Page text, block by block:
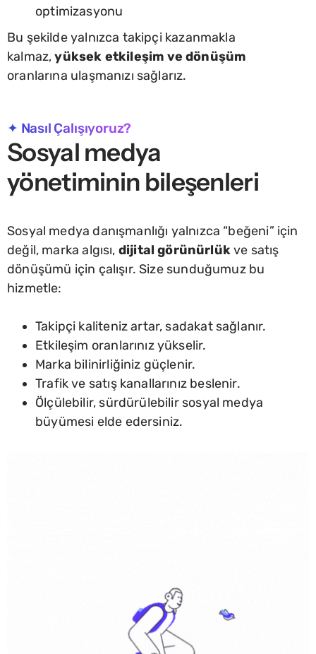
optimizasyonu
Bu şekilde yalnızca takipçi kazanmakla
kalmaz,yüksek etkileşim ve dönüşüm
oranlarına ulaşmanızı sağlarız.
✦ Nasıl Çalışıyoruz?
Sosyal medya
yönetiminin bileşenleri
Sosyal medya danışmanlığı yalnızca “beğeni” için
değil, marka algısı, dijital görünürlükve satış
dönüşümü için çalışır. Size sunduğumuz bu
hizmetle:
Takipçi kaliteniz artar, sadakat sağlanır.
Etkileşim oranlarınız yükselir.
Marka bilinirliğiniz güçlenir.
Trafik ve satış kanallarınız beslenir.
Ölçülebilir, sürdürülebilir sosyal medya
büyümesi elde edersiniz.